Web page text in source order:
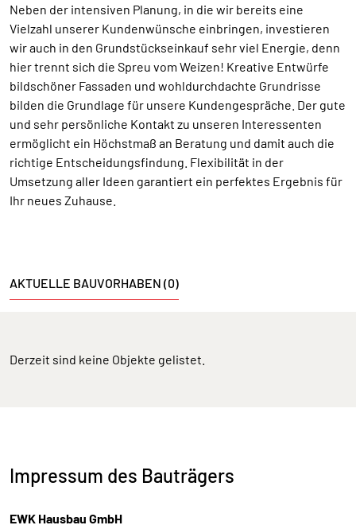
Neben der intensiven Planung, in die wir bereits eine
Vielzahl unserer Kundenwünsche einbringen, investieren
wir auch in den Grundstückseinkauf sehr viel Energie, denn
hier trennt sich die Spreu vom Weizen! Kreative Entwürfe
bildschöner Fassaden und wohldurchdachte Grundrisse
bilden die Grundlage für unsere Kundengespräche. Der gute
und sehr persönliche Kontakt zu unseren Interessenten
ermöglicht ein Höchstmaß an Beratung und damit auch die
richtige Entscheidungsfindung. Flexibilität in der
Umsetzung aller Ideen garantiert ein perfektes Ergebnis für
Ihr neues Zuhause.
AKTUELLE BAUVORHABEN (0)
Derzeit sind keine Objekte gelistet.
Impressum des Bauträgers
EWK Hausbau GmbH